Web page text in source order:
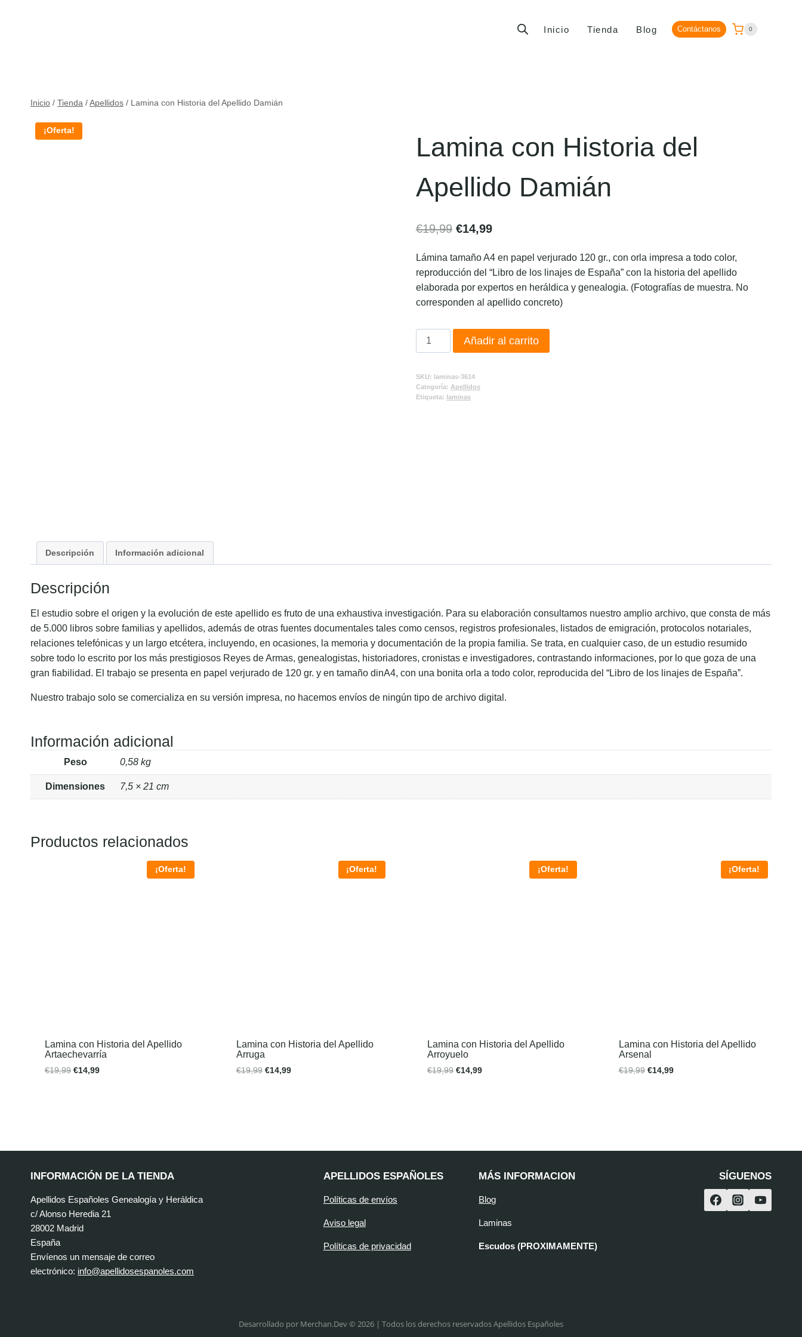
Inicio Tienda Blog Contáctanos 0
Inicio / Tienda / Apellidos / Lamina con Historia del Apellido Damián
¡Oferta!
Lamina con Historia del
Apellido Damián
€19,99 €14,99
Lámina tamaño A4 en papel verjurado 120 gr., con orla impresa a todo color,
reproducción del “Libro de los linajes de España” con la historia del apellido
elaborada por expertos en heráldica y genealogia. (Fotografías de muestra. No
corresponden al apellido concreto)
Añadir al carrito
SKU: laminas-3614
Categoría: Apellidos
Etiqueta: laminas
Descripción Información adicional
Descripción
El estudio sobre el origen y la evolución de este apellido es fruto de una exhaustiva investigación. Para su elaboración consultamos nuestro amplio archivo, que consta de más
de 5.000 libros sobre familias y apellidos, además de otras fuentes documentales tales como censos, registros profesionales, listados de emigración, protocolos notariales,
relaciones telefónicas y un largo etcétera, incluyendo, en ocasiones, la memoria y documentación de la propia familia. Se trata, en cualquier caso, de un estudio resumido
sobre todo lo escrito por los más prestigiosos Reyes de Armas, genealogistas, historiadores, cronistas e investigadores, contrastando informaciones, por lo que goza de una
gran fiabilidad. El trabajo se presenta en papel verjurado de 120 gr. y en tamaño dinA4, con una bonita orla a todo color, reproducida del “Libro de los linajes de España”.
Nuestro trabajo solo se comercializa en su versión impresa, no hacemos envíos de ningún tipo de archivo digital.
Información adicional
Peso 0,58 kg
Dimensiones 7,5 × 21 cm
Productos relacionados
¡Oferta!
Lamina con Historia del Apellido
Artaechevarría
€19,99 €14,99
¡Oferta!
Lamina con Historia del Apellido
Arruga
€19,99 €14,99
¡Oferta!
Lamina con Historia del Apellido
Arroyuelo
€19,99 €14,99
¡Oferta!
Lamina con Historia del Apellido
Arsenal
€19,99 €14,99
INFORMACIÓN DE LA TIENDA
Apellidos Españoles Genealogía y Heráldica
c/ Alonso Heredia 21
28002 Madrid
España
Envíenos un mensaje de correo
electrónico: info@apellidosespanoles.com
APELLIDOS ESPAÑOLES
Políticas de envíos
Aviso legal
Políticas de privacidad
MÁS INFORMACION
Blog
Laminas
Escudos (PROXIMAMENTE)
SÍGUENOS
Desarrollado por Merchan.Dev © 2026 | Todos los derechos reservados Apellidos Españoles